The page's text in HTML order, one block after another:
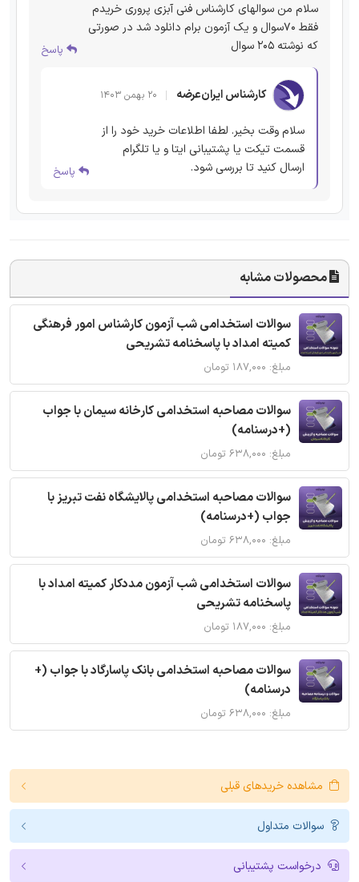
سلام من سوالهای کارشناس فنی آبزی پروری خریدم
فقط ۷۰سوال و یک آزمون برام دانلود شد در صورتی
که نوشته ۲۰۵ سوال
پاسخ
کارشناس ایران‌عرضه ۲۰ بهمن ۱۴۰۳
سلام وقت بخیر. لطفا اطلاعات خرید خود را از
قسمت تیکت یا پشتیبانی ایتا و یا تلگرام
ارسال کنید تا بررسی شود.
پاسخ
محصولات مشابه
سوالات استخدامی شب آزمون کارشناس امور فرهنگی
کمیته امداد با پاسخنامه تشریحی
مبلغ: ۱۸۷,۰۰۰ تومان
سوالات مصاحبه استخدامی کارخانه سیمان با جواب
(+درسنامه)
مبلغ: ۶۳۸,۰۰۰ تومان
سوالات مصاحبه استخدامی پالایشگاه نفت تبریز با
جواب (+درسنامه)
مبلغ: ۶۳۸,۰۰۰ تومان
سوالات استخدامی شب آزمون مددکار کمیته امداد با
پاسخنامه تشریحی
مبلغ: ۱۸۷,۰۰۰ تومان
سوالات مصاحبه استخدامی بانک پاسارگاد با جواب (+
درسنامه)
مبلغ: ۶۳۸,۰۰۰ تومان
مشاهده خریدهای قبلی
سوالات متداول
درخواست پشتیبانی